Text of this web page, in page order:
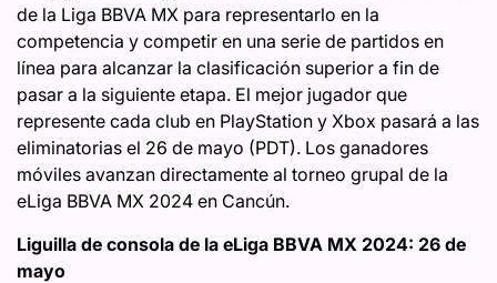
de la Liga BBVA MX para representarlo en la
competencia y competir en una serie de partidos en
línea para alcanzar la clasificación superior a fin de
pasar a la siguiente etapa. El mejor jugador que
represente cada club en PlayStation y Xbox pasará a las
eliminatorias el 26 de mayo (PDT). Los ganadores
móviles avanzan directamente al torneo grupal de la
eLiga BBVA MX 2024 en Cancún.
Liguilla de consola de la eLiga BBVA MX 2024: 26 de
mayo